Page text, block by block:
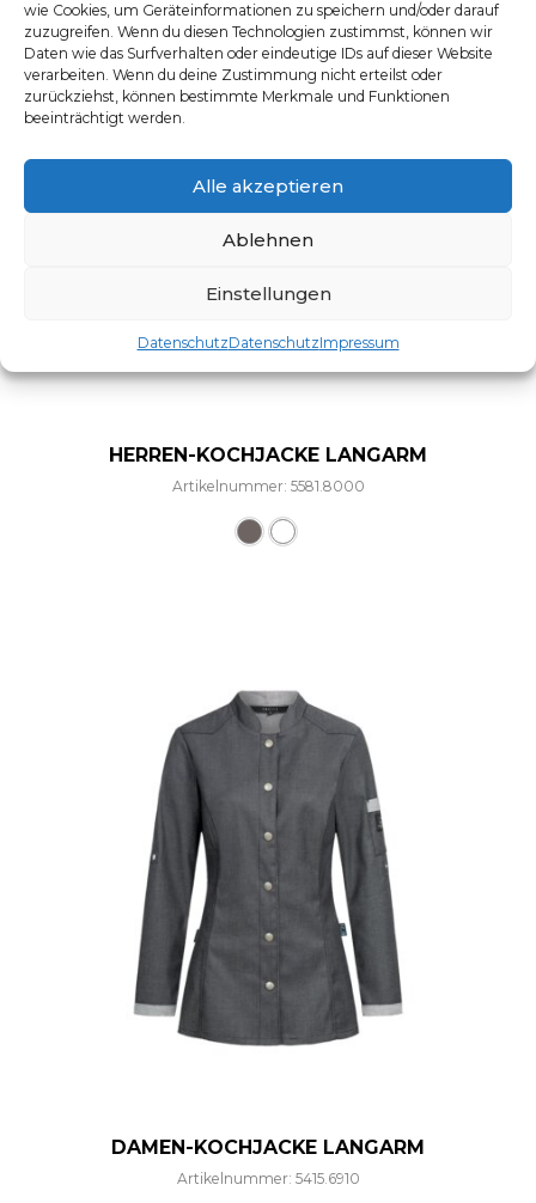
wie Cookies, um Geräteinformationen zu speichern und/oder darauf
zuzugreifen. Wenn du diesen Technologien zustimmst, können wir
Daten wie das Surfverhalten oder eindeutige IDs auf dieser Website
verarbeiten. Wenn du deine Zustimmung nicht erteilst oder
zurückziehst, können bestimmte Merkmale und Funktionen
beeinträchtigt werden.
Alle akzeptieren
Ablehnen
Einstellungen
DatenschutzDatenschutzImpressum
HERREN-KOCHJACKE LANGARM
Artikelnummer: 5581.8000
DAMEN-KOCHJACKE LANGARM
Artikelnummer: 5415.6910